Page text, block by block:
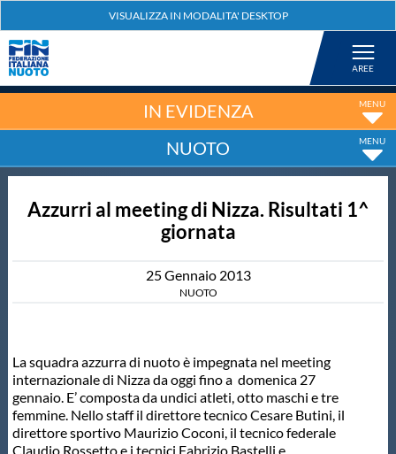
Nuoto
Tuffi
Salvamento
Master
IN EVIDENZA
NUOTO
Azzurri al meeting di Nizza. Risultati 1^
giornata
25Gennaio 2013
NUOTO
La squadra azzurra di nuoto è impegnata nel meeting
internazionale di Nizza da oggi fino a domenica 27
gennaio. E’ composta da undici atleti, otto maschi e tre
femmine. Nello staff il direttore tecnico Cesare Butini, il
direttore sportivo Maurizio Coconi, il tecnico federale
Claudio Rossetto e i tecnici Fabrizio Bastelli e